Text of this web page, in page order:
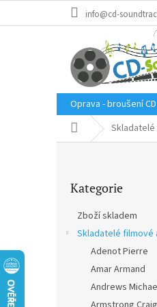
info@cd-
Oprava - broušení
Domů
kategorie
Kategorie
Zboží skladem
Skladatelé filmové
Adenot Pierre
Amar Armand
Andrews